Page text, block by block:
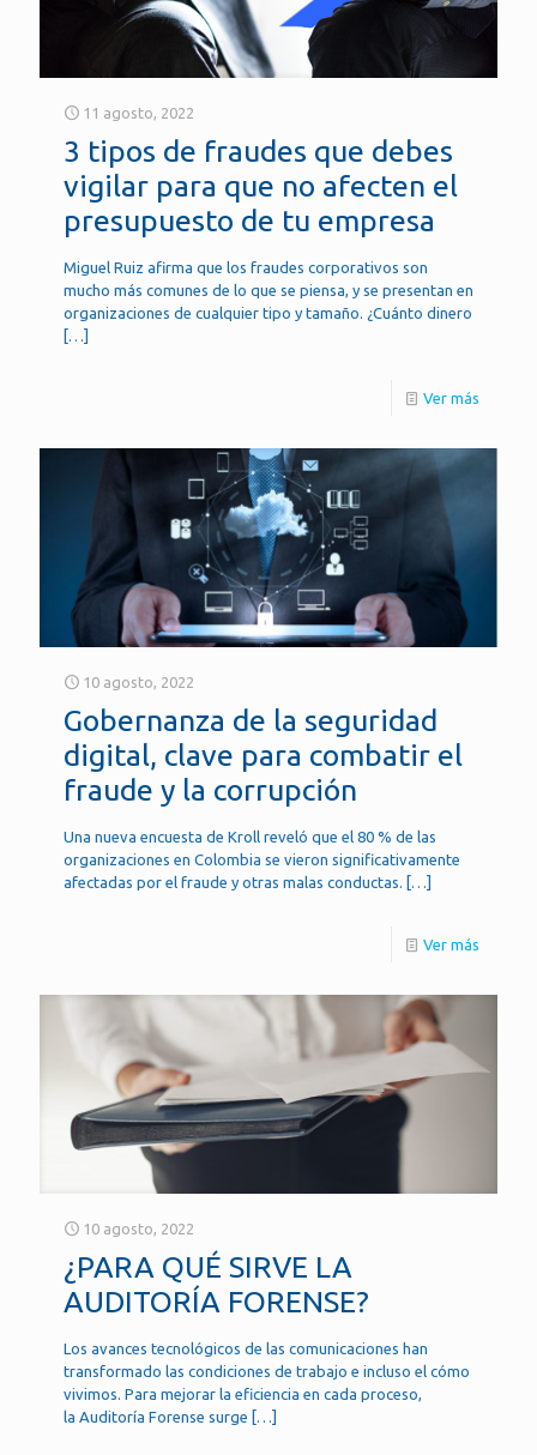
11 agosto, 2022
3 tipos de fraudes que debes
vigilar para que no afecten el
presupuesto de tu empresa
Miguel Ruiz afirma que los fraudes corporativos son
mucho más comunes de lo que se piensa, y se presentan en
organizaciones de cualquier tipo y tamaño. ¿Cuánto dinero
[…]
Ver más
10 agosto, 2022
Gobernanza de la seguridad
digital, clave para combatir el
fraude y la corrupción
Una nueva encuesta de Kroll reveló que el 80 % de las
organizaciones en Colombia se vieron significativamente
afectadas por el fraude y otras malas conductas. […]
Ver más
10 agosto, 2022
¿PARA QUÉ SIRVE LA
AUDITORÍA FORENSE?
Los avances tecnológicos de las comunicaciones han
transformado las condiciones de trabajo e incluso el cómo
vivimos. Para mejorar la eficiencia en cada proceso,
la Auditoría Forense surge […]